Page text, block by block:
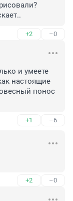
+2 –0
и умеете
настоящие
понос
+1 –6
+2 –0